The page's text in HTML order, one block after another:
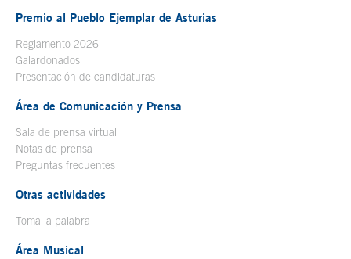
Premio al Pueblo Ejemplar de Asturias
Reglamento 2026
Galardonados
Presentación de candidaturas
Área de Comunicación y Prensa
Sala de prensa virtual
Notas de prensa
Preguntas frecuentes
Otras actividades
Toma la palabra
Área Musical